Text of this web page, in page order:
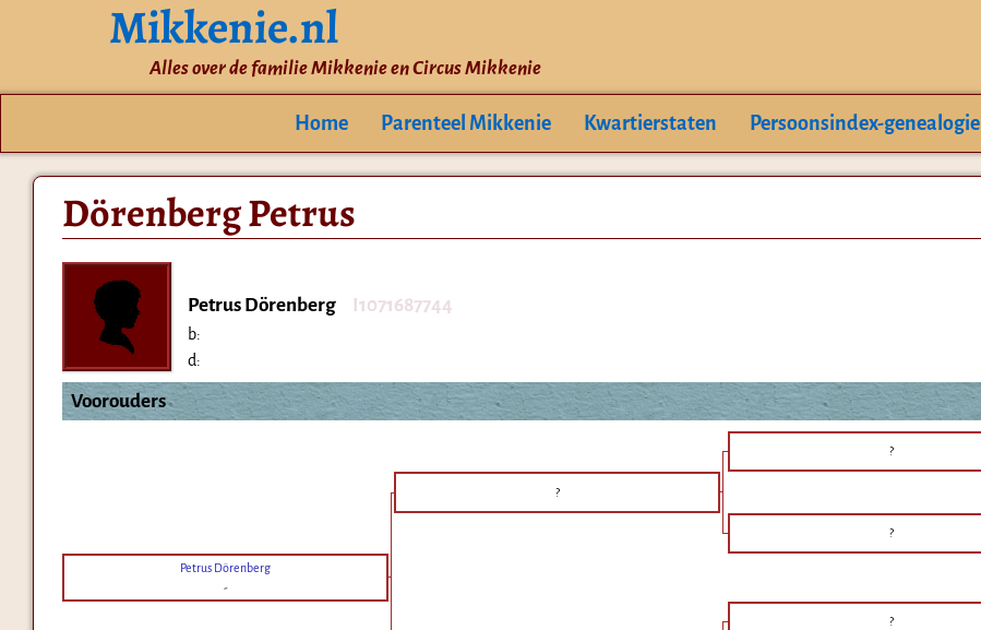
Mikkenie.nl
Alles over de familie Mikkenie en Circus Mikkenie
Home Parenteel Mikkenie Kwartierstaten Persoonsindex-genealogie
Dörenberg Petrus
Petrus Dörenberg I1071687744
b:
d:
Voorouders
?
?
?
Petrus Dörenberg
-
?